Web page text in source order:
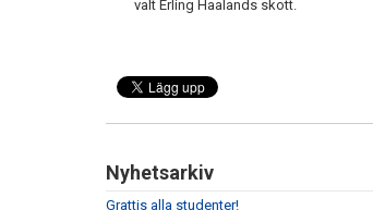
valt Erling Haalands skott.
Nyhetsarkiv
Grattis alla studenter!